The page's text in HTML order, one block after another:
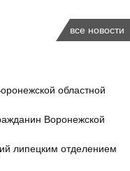
все новости
областной
Воронежской
липецким отделением